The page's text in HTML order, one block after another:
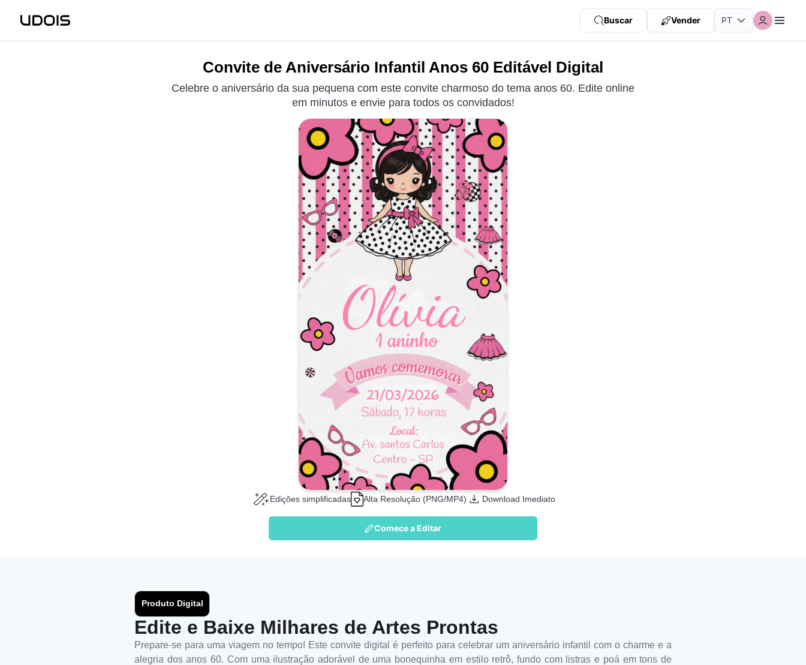
Buscar Vender
Convite de Aniversário Infantil Anos 60 Editável Digital
Celebre o aniversário da sua pequena com este convite charmoso do tema anos 60. Edite online
em minutos e envie para todos os convidados!
Edições simplificadas Alta Resolução (PNG/MP4) Download Imediato
Comece a Editar
Produto Digital
Edite e Baixe Milhares de Artes Prontas
Prepare-se para uma viagem no tempo! Este convite digital é perfeito para celebrar um aniversário infantil com o charme e a
alegria dos anos 60. Com uma ilustração adorável de uma bonequinha em estilo retrô, fundo com listras e poá em tons de